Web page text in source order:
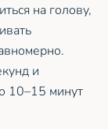
на голову,
и
10–15 минут